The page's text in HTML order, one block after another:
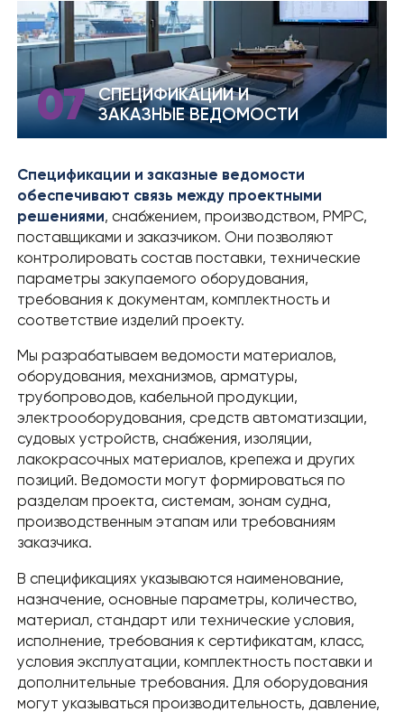
› РЕЗУЛЬТАТЫ СОУТ
07 СПЕЦИФИКАЦИИ И
ЗАКАЗНЫЕ ВЕДОМОСТИ
Спецификации и заказные ведомости
обеспечивают связь между проектными
решениями, снабжением, производством, РМРС,
поставщиками и заказчиком. Они позволяют
контролировать состав поставки, технические
параметры закупаемого оборудования,
требования к документам, комплектность и
соответствие изделий проекту.
Мы разрабатываем ведомости материалов,
оборудования, механизмов, арматуры,
трубопроводов, кабельной продукции,
электрооборудования, средств автоматизации,
судовых устройств, снабжения, изоляции,
лакокрасочных материалов, крепежа и других
позиций. Ведомости могут формироваться по
разделам проекта, системам, зонам судна,
производственным этапам или требованиям
заказчика.
В спецификациях указываются наименование,
назначение, основные параметры, количество,
материал, стандарт или технические условия,
исполнение, требования к сертификатам, класс,
условия эксплуатации, комплектность поставки и
дополнительные требования. Для оборудования
могут указываться производительность, давление,